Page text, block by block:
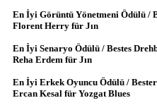
En İyi Görüntü Yönetmeni Ödülü /
Florent Herry für Jın
En İyi Senaryo Ödülü / Bestes
Reha Erdem für Jın
En İyi Erkek Oyuncu Ödülü /
Ercan Kesal für Yozgat Blues